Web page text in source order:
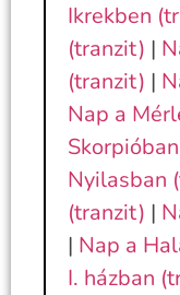
Ikrekben
(tranzit) |
(tranzit) |
Nap a
Nyilasban
(tranzit) |
| Nap a
I. házban